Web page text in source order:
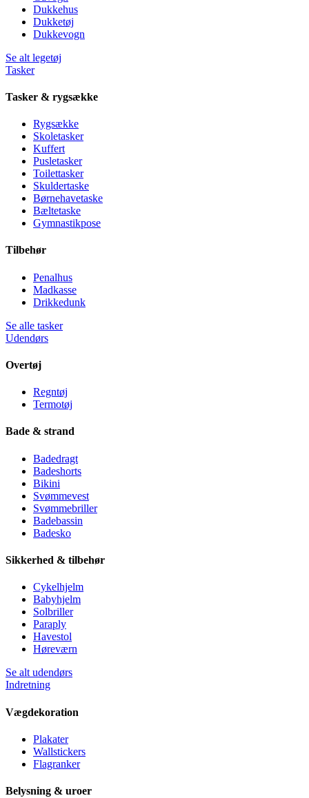
Dukkehus
Dukketøj
Dukkevogn
Se alt legetøj
Tasker
Tasker & rygsække
Rygsække
Skoletasker
Kuffert
Pusletasker
Toilettasker
Skuldertaske
Børnehavetaske
Bæltetaske
Gymnastikpose
Tilbehør
Penalhus
Madkasse
Drikkedunk
Se alle tasker
Udendørs
Overtøj
Regntøj
Termotøj
Bade & strand
Badedragt
Badeshorts
Bikini
Svømmevest
Svømmebriller
Badebassin
Badesko
Sikkerhed & tilbehør
Cykelhjelm
Babyhjelm
Solbriller
Paraply
Havestol
Høreværn
Se alt udendørs
Indretning
Vægdekoration
Plakater
Wallstickers
Flagranker
Belysning & uroer